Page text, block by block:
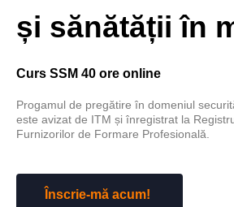
și sănătății în
Curs SSM 40 ore online
Progamul de pregătire în domeniul
este avizat de ITM și înregistrat la
Furnizorilor de Formare Profesională.
Înscrie-mă acum!